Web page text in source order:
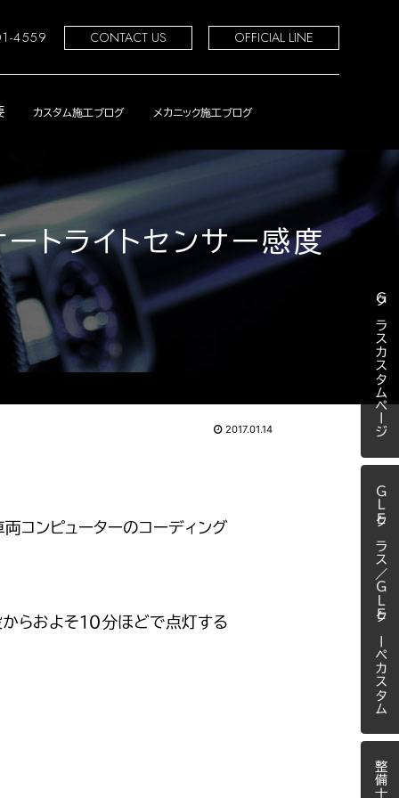
4559 CONTACT US OFFICIAL LINE
カスタム施工ブログ メカニック施工ブログ
トライトセンサー感度
2017.01.14
コンピューターのコーディング
らおよそ１０分ほどで点灯する
Ｇクラスカスタムページ
ＧＬＥクラス／ＧＬＥクーペカスタム